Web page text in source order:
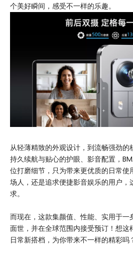
个美好瞬间，感受不一样的乐趣。
从轻薄精致的外观设计，到流畅强劲的
持久续航与贴心的护眼、影音配置，
位打磨细节，只为带来更优质的日常
场人，还是追求便捷影音娱乐的用户，
求。
而现在，这款集颜值、性能、实用于
面世，并在全球范围内接受预订！想这
日常新搭档，为你带来不一样的精彩吗